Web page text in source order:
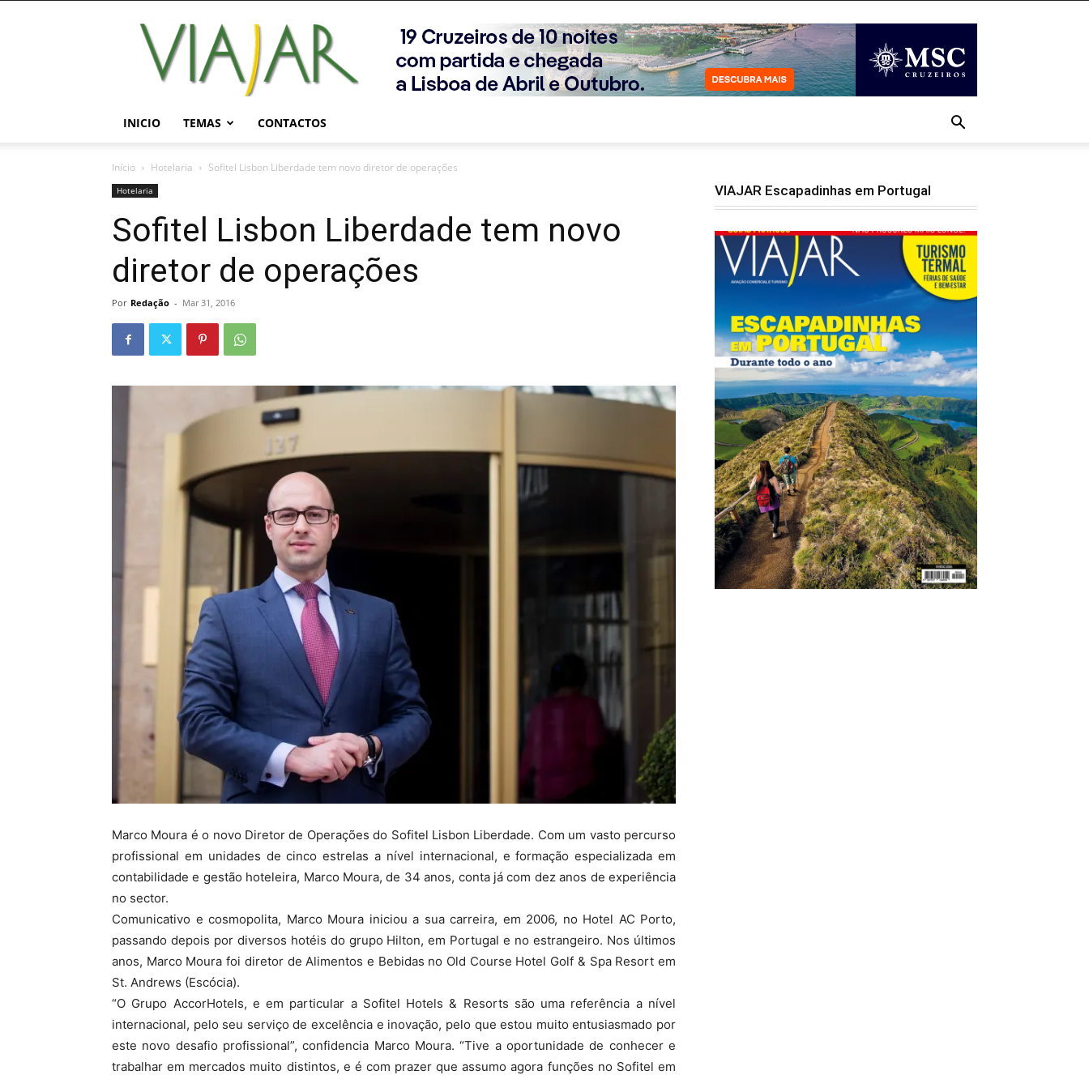
Viajar
Magazine
Online
INICIO TEMAS CONTACTOS
Início Hotelaria Sofitel Lisbon Liberdade tem novo diretor de operações
Hotelaria
Sofitel Lisbon Liberdade tem novo
diretor de operações
Por Redação - Mar 31, 2016
Marco Moura é o novo Diretor de Operações do Sofitel Lisbon Liberdade. Com um vasto percurso
profissional em unidades de cinco estrelas a nível internacional, e formação especializada em
contabilidade e gestão hoteleira, Marco Moura, de 34 anos, conta já com dez anos de experiência
no sector.
Comunicativo e cosmopolita, Marco Moura iniciou a sua carreira, em 2006, no Hotel AC Porto,
passando depois por diversos hotéis do grupo Hilton, em Portugal e no estrangeiro. Nos últimos
anos, Marco Moura foi diretor de Alimentos e Bebidas no Old Course Hotel Golf & Spa Resort em
St. Andrews (Escócia).
“O Grupo AccorHotels, e em particular a Sofitel Hotels & Resorts são uma referência a nível
internacional, pelo seu serviço de excelência e inovação, pelo que estou muito entusiasmado por
este novo desafio profissional”, confidencia Marco Moura. “Tive a oportunidade de conhecer e
trabalhar em mercados muito distintos, e é com prazer que assumo agora funções no Sofitel em
VIAJAR Escapadinhas em Portugal